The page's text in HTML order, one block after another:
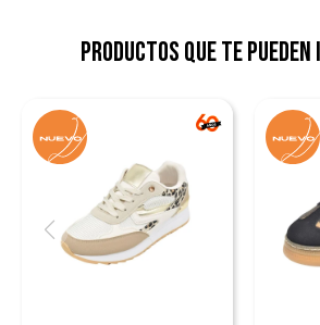
Productos que te